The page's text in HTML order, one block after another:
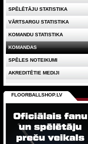
SPĒLĒTĀJU STATISTIKA
VĀRTSARGU STATISTIKA
KOMANDU STATISTIKA
KOMANDAS
SPĒLES NOTEIKUMI
AKREDITĒTIE MEDIJI
FLOORBALLSHOP.LV